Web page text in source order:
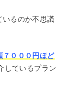
いるのか不思議
７０００円ほど
しているプラン